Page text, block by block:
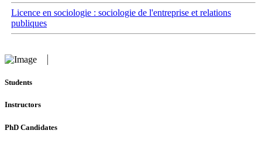
Licence en sociologie : sociologie de l'entreprise et relations
publiques
Students
Instructors
PhD Candidates